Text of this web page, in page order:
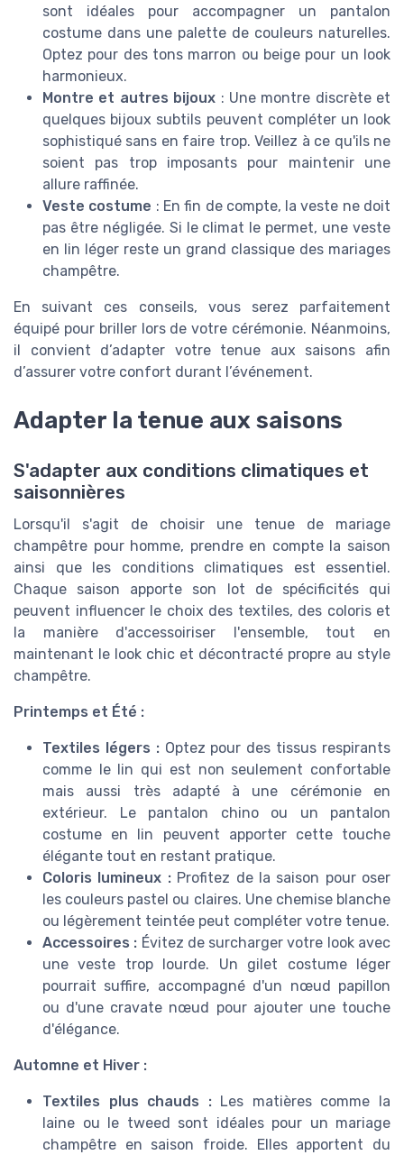
sont idéales pour accompagner un pantalon
costume dans une palette de couleurs naturelles.
Optez pour des tons marron ou beige pour un look
harmonieux.
Montre et autres bijoux : Une montre discrète et
quelques bijoux subtils peuvent compléter un look
sophistiqué sans en faire trop. Veillez à ce qu'ils ne
soient pas trop imposants pour maintenir une
allure raffinée.
Veste costume : En fin de compte, la veste ne doit
pas être négligée. Si le climat le permet, une veste
en lin léger reste un grand classique des mariages
champêtre.
En suivant ces conseils, vous serez parfaitement
équipé pour briller lors de votre cérémonie. Néanmoins,
il convient d’adapter votre tenue aux saisons afin
d’assurer votre confort durant l’événement.
Adapter la tenue aux saisons
S'adapter aux conditions climatiques et
saisonnières
Lorsqu'il s'agit de choisir une tenue de mariage
champêtre pour homme, prendre en compte la saison
ainsi que les conditions climatiques est essentiel.
Chaque saison apporte son lot de spécificités qui
peuvent influencer le choix des textiles, des coloris et
la manière d'accessoiriser l'ensemble, tout en
maintenant le look chic et décontracté propre au style
champêtre.
Printemps et Été :
Textiles légers :Optez pour des tissus respirants
comme le lin qui est non seulement confortable
mais aussi très adapté à une cérémonie en
extérieur. Le pantalon chino ou un pantalon
costume en lin peuvent apporter cette touche
élégante tout en restant pratique.
Coloris lumineux :Profitez de la saison pour oser
les couleurs pastel ou claires. Une chemise blanche
ou légèrement teintée peut compléter votre tenue.
Accessoires : Évitez de surcharger votre look avec
une veste trop lourde. Un gilet costume léger
pourrait suffire, accompagné d'un nœud papillon
ou d'une cravate nœud pour ajouter une touche
d'élégance.
Automne et Hiver :
Textiles plus chauds :Les matières comme la
laine ou le tweed sont idéales pour un mariage
champêtre en saison froide. Elles apportent du